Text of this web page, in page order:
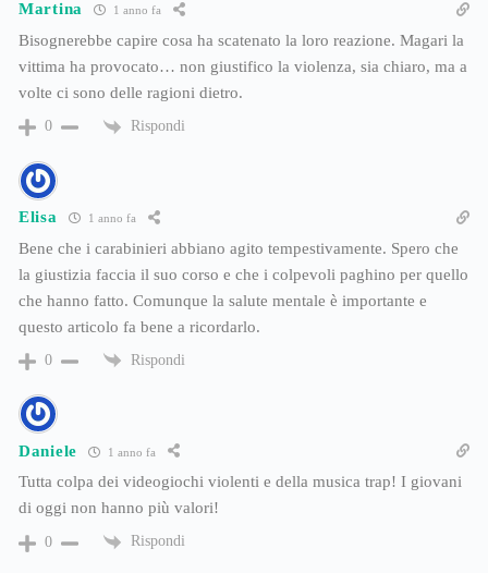
Martina 1 anno fa
Bisognerebbe capire cosa ha scatenato la loro reazione. Magari la
vittima ha provocato… non giustifico la violenza, sia chiaro, ma a
volte ci sono delle ragioni dietro.
0 Rispondi
Elisa 1 anno fa
Bene che i carabinieri abbiano agito tempestivamente. Spero che
la giustizia faccia il suo corso e che i colpevoli paghino per quello
che hanno fatto. Comunque la salute mentale è importante e
questo articolo fa bene a ricordarlo.
0 Rispondi
Daniele 1 anno fa
Tutta colpa dei videogiochi violenti e della musica trap! I giovani
di oggi non hanno più valori!
0 Rispondi